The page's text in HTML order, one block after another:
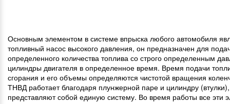
Основным элементом в системе впрыска любого автомобиля
топливный насос высокого давления, он предназначен для
определенного количества топлива со строго определенным
цилиндры двигателя в определенное время. Время подачи
сгорания и его объемы определяются чистотой вращения
ТНВД работает благодаря плунжерной паре и цилиндру
представляют собой единую систему. Во время работы все эти